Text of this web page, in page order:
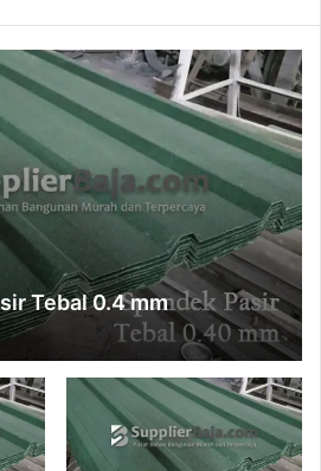
Tebal 0.4 mm